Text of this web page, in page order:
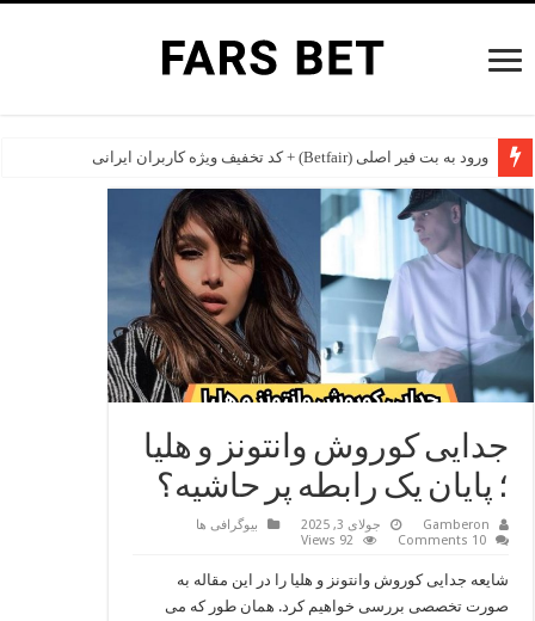
ورود به بت فیر اصلی (Betfair) + کد تخفیف ویژه کاربران ایرانی
جدایی کوروش وانتونز و هلیا
؛ پایان یک رابطه پر حاشیه؟
Gamberon جولای 3, 2025
بیوگرافی ها
10 Comments
92 Views
شایعه جدایی کوروش وانتونز و هلیا را در این مقاله به
صورت تخصصی بررسی خواهیم کرد. همان طور که می